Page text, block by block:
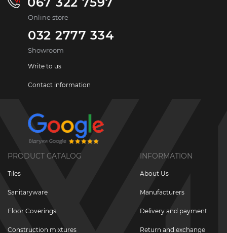
Online store
032 2777 334
Showroom
Write to us
Contact information
PRODUCT CATALOG
Tiles
Sanitaryware
Floor Coverings
Construction mixtures
INFORMATION
About Us
Manufacturers
Delivery and payment
Return and exchange